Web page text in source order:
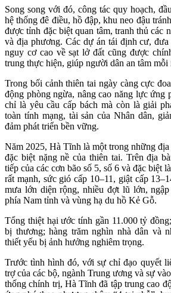
Song song với đó, công tác quy hoạch,
hệ thống đê điều, hồ đập, khu neo đậu
được tỉnh đặc biệt quan tâm, tranh thủ các
và địa phương. Các dự án tái định cư,
nguy cơ cao về sạt lở đất cũng được
trung thực hiện, giúp người dân an tâm mỗi
Trong bối cảnh thiên tai ngày càng cực
động phòng ngừa, nâng cao năng lực ứng
chỉ là yêu cầu cấp bách mà còn là giải
toàn tính mạng, tài sản của Nhân dân,
đảm phát triển bền vững.
Năm 2025, Hà Tĩnh là một trong những
đặc biệt nặng nề của thiên tai. Trên địa
tiếp của các cơn bão số 5, số 6 và đặc biệt
rất mạnh, sức gió cấp 10–11, giật cấp
mưa lớn diện rộng, nhiều đợt lũ lớn,
phía Nam tỉnh và vùng hạ du hồ Kẻ Gỗ.
Tổng thiệt hại ước tính gần 11.000 tỷ
bị thương; hàng trăm nghìn nhà dân và
thiết yếu bị ảnh hưởng nghiêm trọng.
Trước tình hình đó, với sự chỉ đạo quyết
trợ của các bộ, ngành Trung ương và sự
thống chính trị, Hà Tĩnh đã tập trung cao